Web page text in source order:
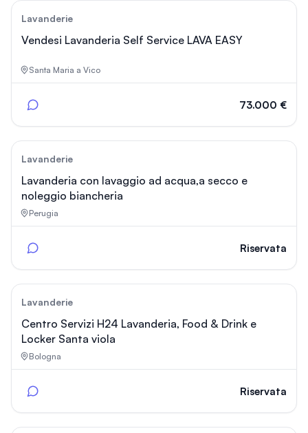
Lavanderie
Vendesi Lavanderia Self Service LAVA EASY
Santa Maria a Vico
73.000 €
Lavanderie
Lavanderia con lavaggio ad acqua,a secco e
noleggio biancheria
Perugia
Riservata
Lavanderie
Centro Servizi H24 Lavanderia, Food & Drink e
Locker Santa viola
Bologna
Riservata